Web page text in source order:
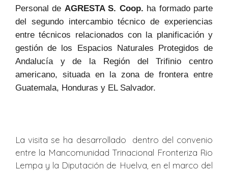
Personal de AGRESTA S. Coop. ha formado parte
del segundo intercambio técnico de experiencias
entre técnicos relacionados con la planificación y
gestión de los Espacios Naturales Protegidos de
Andalucía y de la Región del Trifinio centro
americano, situada en la zona de frontera entre
Guatemala, Honduras y EL Salvador.
La visita se ha desarrollado dentro del convenio
entre la Mancomunidad Trinacional Fronteriza Rio
Lempa y la Diputación de Huelva, en el marco del